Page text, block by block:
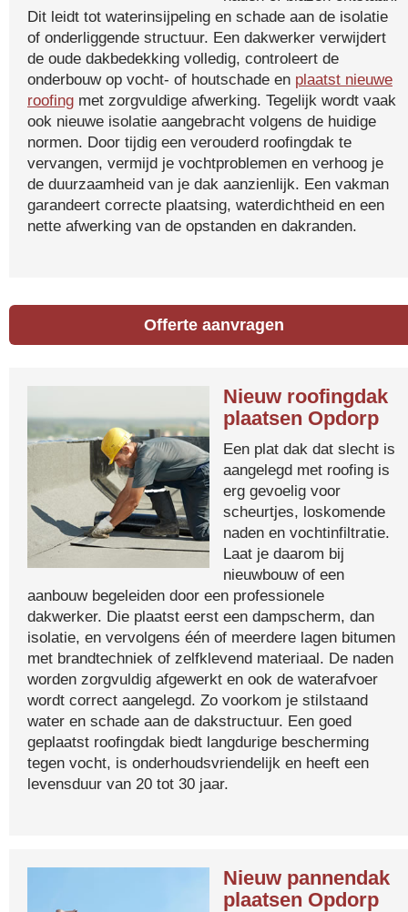
Dit leidt tot waterinsijpeling en schade aan de isolatie
of onderliggende structuur. Een dakwerker verwijdert
de oude dakbedekking volledig, controleert de
onderbouw op vocht- of houtschade en plaatst nieuwe
roofing met zorgvuldige afwerking. Tegelijk wordt vaak
ook nieuwe isolatie aangebracht volgens de huidige
normen. Door tijdig een verouderd roofingdak te
vervangen, vermijd je vochtproblemen en verhoog je
de duurzaamheid van je dak aanzienlijk. Een vakman
garandeert correcte plaatsing, waterdichtheid en een
nette afwerking van de opstanden en dakranden.
Offerte aanvragen
Nieuw roofingdak
plaatsen Opdorp
Een plat dak dat slecht is
aangelegd met roofing is
erg gevoelig voor
scheurtjes, loskomende
naden en vochtinfiltratie.
Laat je daarom bij
nieuwbouw of een
aanbouw begeleiden door een professionele
dakwerker. Die plaatst eerst een dampscherm, dan
isolatie, en vervolgens één of meerdere lagen bitumen
met brandtechniek of zelfklevend materiaal. De naden
worden zorgvuldig afgewerkt en ook de waterafvoer
wordt correct aangelegd. Zo voorkom je stilstaand
water en schade aan de dakstructuur. Een goed
geplaatst roofingdak biedt langdurige bescherming
tegen vocht, is onderhoudsvriendelijk en heeft een
levensduur van 20 tot 30 jaar.
Nieuw pannendak
plaatsen Opdorp